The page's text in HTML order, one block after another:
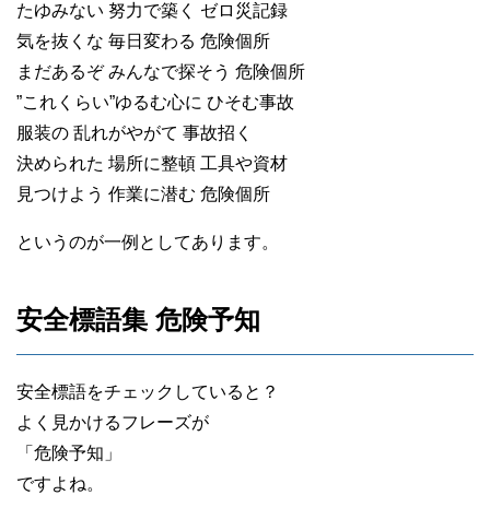
たゆみない 努力で築く ゼロ災記録
気を抜くな 毎日変わる 危険個所
まだあるぞ みんなで探そう 危険個所
”これくらい”ゆるむ心に ひそむ事故
服装の 乱れがやがて 事故招く
決められた 場所に整頓 工具や資材
見つけよう 作業に潜む 危険個所
というのが一例としてあります。
安全標語集 危険予知
安全標語をチェックしていると？
よく見かけるフレーズが
「危険予知」
ですよね。